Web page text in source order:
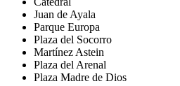
Juan de Ayala
Parque Europa
Plaza del Socorro
Martínez Astein
Plaza del Arenal
Plaza Madre de Dios